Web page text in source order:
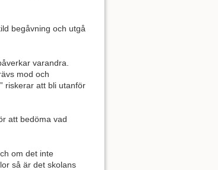
begåvning och utgå
varandra.
mod och
riskerar att bli utanför
att bedöma vad
om det inte
så är det skolans